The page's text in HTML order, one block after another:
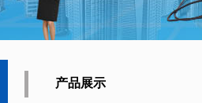
产品展示